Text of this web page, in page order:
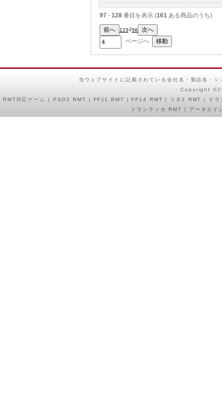
97 - 128 番目を表示 (161 ある商品のうち)
123456
ページへ
当ウェブサイトに記載されている会社名・製品名・
Copyright
RMT対応ゲーム | PSO2 RMT | FF11 RMT |FF14 RMT | リネ2 RMT |
ド
トランティカ RMT
| アーキエイ